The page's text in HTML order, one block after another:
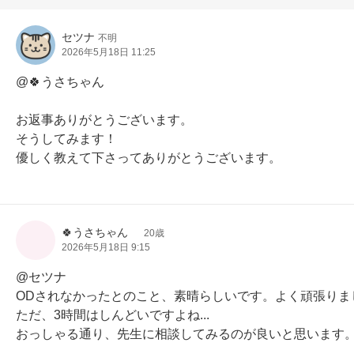
セツナ 不明
2026年5月18日 11:25
@🍀うさちゃん
お返事ありがとうございます。
そうしてみます！
優しく教えて下さってありがとうございます。
🍀うさちゃん
20歳
2026年5月18日 9:15
@セツナ
ODされなかったとのこと、素晴らしいです。よく頑張りま
ただ、3時間はしんどいですよね...
おっしゃる通り、先生に相談してみるのが良いと思います。